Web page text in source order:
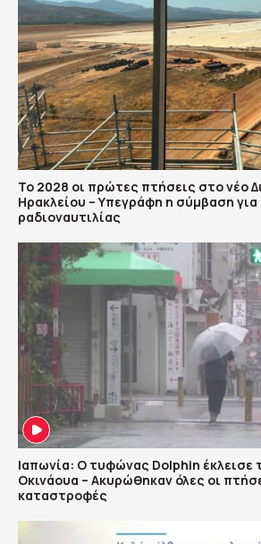
Το 2028 οι πρώτες πτήσεις στο νέο
Ηρακλείου – Υπεγράφη η σύμβαση
ραδιοναυτιλίας
Ιαπωνία: Ο τυφώνας Dolphin έκλεισε
Οκινάουα – Ακυρώθηκαν όλες οι
καταστροφές